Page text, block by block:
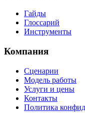
Гайды
Глоссарий
Инструменты
Компания
Сценарии
Модель работы
Услуги и цены
Контакты
Политика